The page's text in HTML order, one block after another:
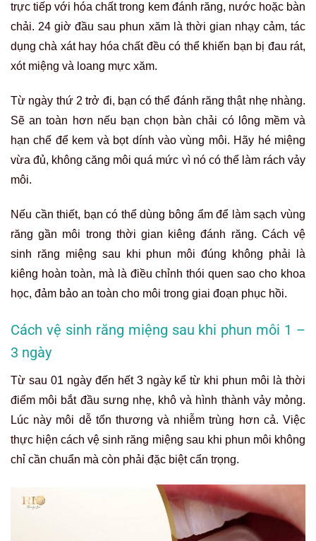
trực tiếp với hóa chất trong kem đánh răng, nước hoặc bàn
chải. 24 giờ đầu sau phun xăm là thời gian nhạy cảm, tác
dụng chà xát hay hóa chất đều có thể khiến bạn bị đau rát,
xót miệng và loang mực xăm.
Từ ngày thứ 2 trở đi, bạn có thể đánh răng thật nhẹ nhàng.
Sẽ an toàn hơn nếu bạn chọn bàn chải có lông mềm và
hạn chế để kem và bọt dính vào vùng môi. Hãy hé miệng
vừa đủ, không căng môi quá mức vì nó có thể làm rách vảy
môi.
Nếu cần thiết, bạn có thể dùng bông ẩm để làm sạch vùng
răng gần môi trong thời gian kiêng đánh răng. Cách vệ
sinh răng miệng sau khi phun môi đúng không phải là
kiêng hoàn toàn, mà là điều chỉnh thói quen sao cho khoa
học, đảm bảo an toàn cho môi trong giai đoạn phục hồi.
Cách vệ sinh răng miệng sau khi phun môi 1 –
3 ngày
Từ sau 01 ngày đến hết 3 ngày kể từ khi phun môi là thời
điểm môi bắt đầu sưng nhẹ, khô và hình thành vảy mỏng.
Lúc này môi dễ tổn thương và nhiễm trùng hơn cả. Việc
thực hiện cách vệ sinh răng miệng sau khi phun môi không
chỉ cần chuẩn mà còn phải đặc biệt cẩn trọng.